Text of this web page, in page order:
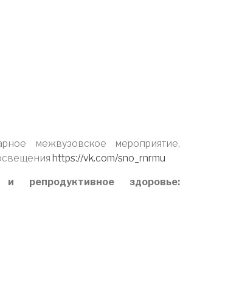
межвузовское мероприятие,
https://vk.com/sno_rnrmu
и репродуктивное здоровье: